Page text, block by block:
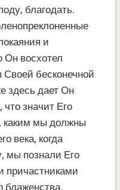
благодать.
и
Он восхотел
бесконечной
здесь дает Он
значит Его
каким мы должны
века, когда
мы познали Его
причастниками
блаженства.